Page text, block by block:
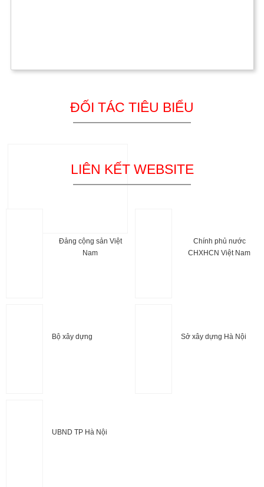
ĐỐI TÁC TIÊU BIỂU
LIÊN KẾT WEBSITE
Đảng cộng sản Việt
Nam
Chính phủ nước
CHXHCN Việt Nam
Bộ xây dựng Sở xây dựng Hà Nội
UBND TP Hà Nội